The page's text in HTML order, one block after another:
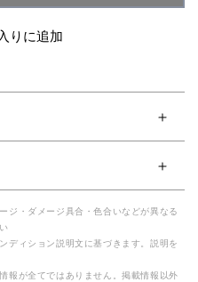
りに追加
ジ・ダメージ具合・色合いなどが異なる
ディション説明文に基づきます。説明を
報が全てではありません。掲載情報以外